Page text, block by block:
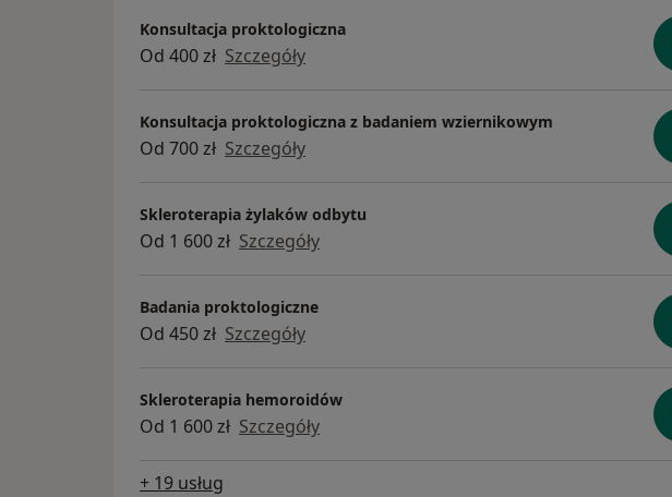
Konsultacja proktologiczna
Od 400 zł Szczegóły
Konsultacja proktologiczna z badaniem wziernikowym
Od 700 zł Szczegóły
Skleroterapia żylaków odbytu
Od 1 600 zł Szczegóły
Badania proktologiczne
Od 450 zł Szczegóły
Skleroterapia hemoroidów
Od 1 600 zł Szczegóły
+ 19 usług